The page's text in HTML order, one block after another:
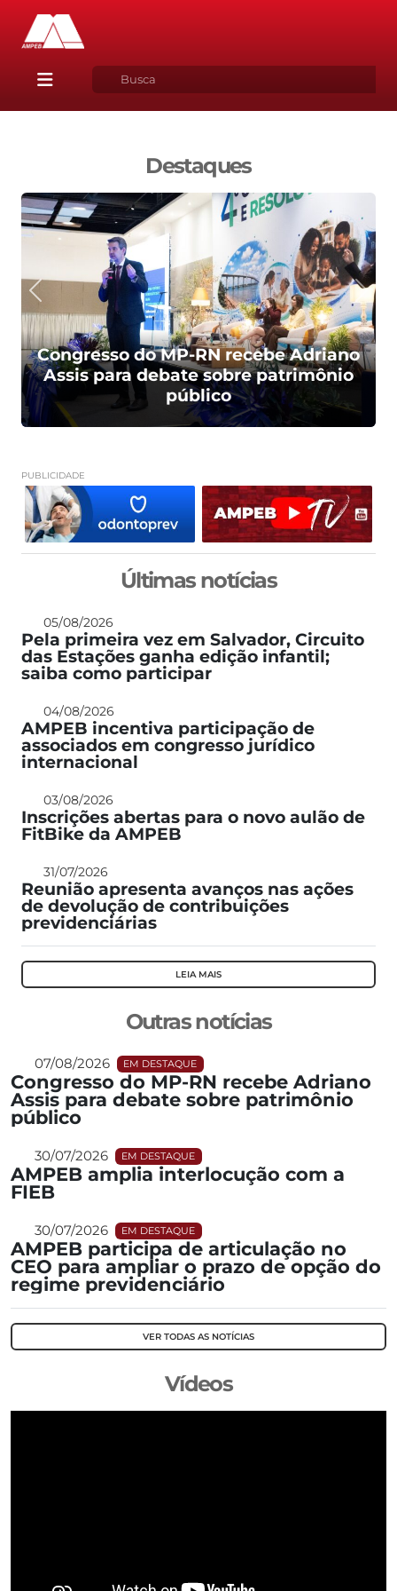
Destaques
Congresso do MP-RN recebe Adriano
Assis para debate sobre patrimônio
público
PUBLICIDADE
Últimas notícias
05/08/2026
Pela primeira vez em Salvador, Circuito
das Estações ganha edição infantil;
saiba como participar
04/08/2026
AMPEB incentiva participação de
associados em congresso jurídico
internacional
03/08/2026
Inscrições abertas para o novo aulão de
FitBike da AMPEB
31/07/2026
Reunião apresenta avanços nas ações
de devolução de contribuições
previdenciárias
LEIA MAIS
Outras notícias
07/08/2026 EM DESTAQUE
Congresso do MP-RN recebe Adriano
Assis para debate sobre patrimônio
público
30/07/2026 EM DESTAQUE
AMPEB amplia interlocução com a
FIEB
30/07/2026 EM DESTAQUE
AMPEB participa de articulação no
CEO para ampliar o prazo de opção do
regime previdenciário
VER TODAS AS NOTÍCIAS
Vídeos